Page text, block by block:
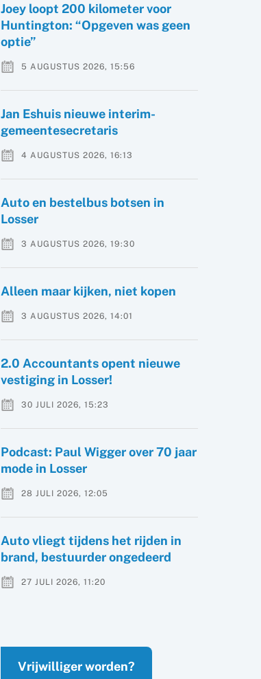
Joey loopt 200 kilometer voor
Huntington: “Opgeven was geen
optie”
5 AUGUSTUS 2026, 15:56
Jan Eshuis nieuwe interim-
gemeentesecretaris
4 AUGUSTUS 2026, 16:13
Auto en bestelbus botsen in
Losser
3 AUGUSTUS 2026, 19:30
Alleen maar kijken, niet kopen
3 AUGUSTUS 2026, 14:01
2.0 Accountants opent nieuwe
vestiging in Losser!
30 JULI 2026, 15:23
Podcast: Paul Wigger over 70 jaar
mode in Losser
28 JULI 2026, 12:05
Auto vliegt tijdens het rijden in
brand, bestuurder ongedeerd
27 JULI 2026, 11:20
Vrijwilliger worden?